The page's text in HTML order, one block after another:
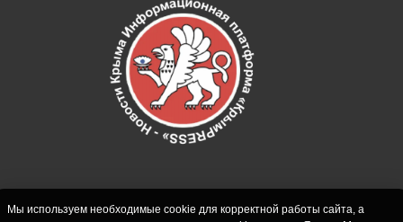
Мы используем необходимые cookie для корректной работы сайта, а